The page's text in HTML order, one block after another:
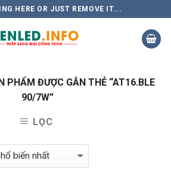
HERE OR JUST REMOVE IT...
PHẨM ĐƯỢC GẮN THẺ “AT16.BLE
90/7W”
LỌC